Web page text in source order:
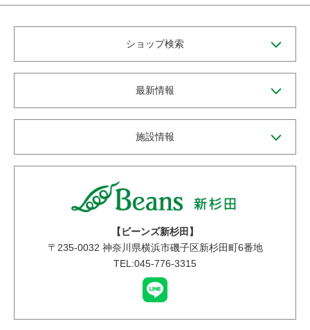
ショップ検索
最新情報
施設情報
【ビーンズ新杉田】
〒 235-0032 神奈川県横浜市磯子区新杉田町6番地
TEL:045-776-3315